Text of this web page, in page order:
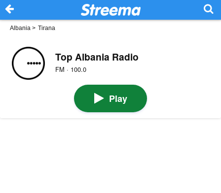
Albania > Tirana
Top Albania Radio
FM · 100.0
Play